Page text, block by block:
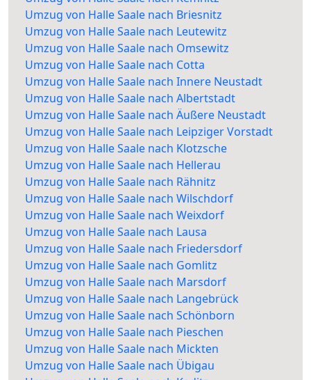
Umzug von Halle Saale nach Briesnitz
Umzug von Halle Saale nach Leutewitz
Umzug von Halle Saale nach Omsewitz
Umzug von Halle Saale nach Cotta
Umzug von Halle Saale nach Innere Neustadt
Umzug von Halle Saale nach Albertstadt
Umzug von Halle Saale nach Äußere Neustadt
Umzug von Halle Saale nach Leipziger Vorstadt
Umzug von Halle Saale nach Klotzsche
Umzug von Halle Saale nach Hellerau
Umzug von Halle Saale nach Rähnitz
Umzug von Halle Saale nach Wilschdorf
Umzug von Halle Saale nach Weixdorf
Umzug von Halle Saale nach Lausa
Umzug von Halle Saale nach Friedersdorf
Umzug von Halle Saale nach Gomlitz
Umzug von Halle Saale nach Marsdorf
Umzug von Halle Saale nach Langebrück
Umzug von Halle Saale nach Schönborn
Umzug von Halle Saale nach Pieschen
Umzug von Halle Saale nach Mickten
Umzug von Halle Saale nach Übigau